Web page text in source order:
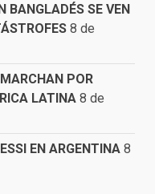
BANGLADÉS SE VEN
8 de
POR
LATINA 8 de
EN ARGENTINA 8